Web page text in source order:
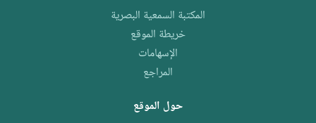
المكتبة السمعية البصرية
خريطة الموقع
الإسهامات
المراجع
حول الموقع